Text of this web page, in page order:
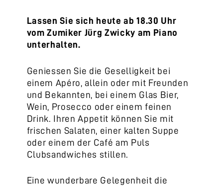
Lassen Sie sich heute ab 18.30 Uhr
vom Zumiker Jürg Zwicky am Piano
unterhalten.
Geniessen Sie die Geselligkeit bei
einem Apéro, allein oder mit Freunden
und Bekannten, bei einem Glas Bier,
Wein, Prosecco oder einem feinen
Drink. Ihren Appetit können Sie mit
frischen Salaten, einer kalten Suppe
oder einem der Café am Puls
Clubsandwiches stillen.
Eine wunderbare Gelegenheit die